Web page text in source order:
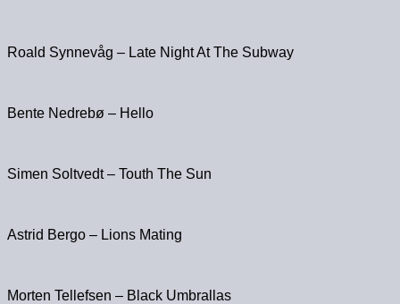
Roald Synnevåg – Late Night At The Subway
Bente Nedrebø – Hello
Simen Soltvedt – Touth The Sun
Astrid Bergo – Lions Mating
Morten Tellefsen – Black Umbrallas